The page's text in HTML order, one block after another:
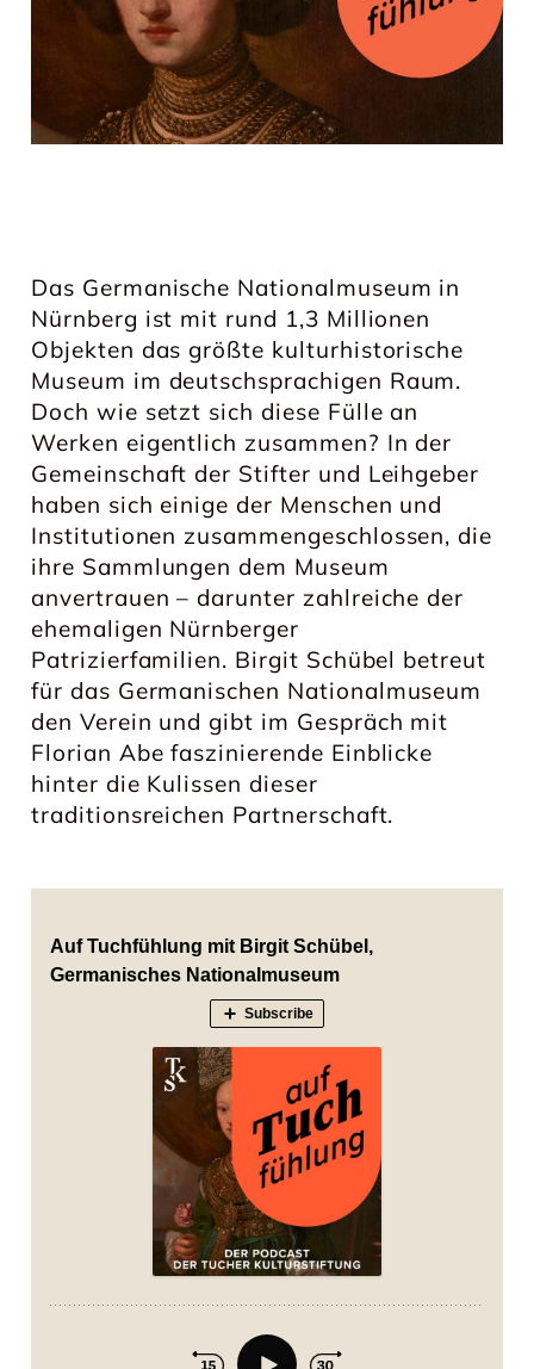
Das Germanische Nationalmuseum in
Nürnberg ist mit rund 1,3 Millionen
Objekten das größte kulturhistorische
Museum im deutschsprachigen Raum.
Doch wie setzt sich diese Fülle an
Werken eigentlich zusammen? In der
Gemeinschaft der Stifter und Leihgeber
haben sich einige der Menschen und
Institutionen zusammengeschlossen, die
ihre Sammlungen dem Museum
anvertrauen – darunter zahlreiche der
ehemaligen Nürnberger
Patrizierfamilien. Birgit Schübel betreut
für das Germanischen Nationalmuseum
den Verein und gibt im Gespräch mit
Florian Abe faszinierende Einblicke
hinter die Kulissen dieser
traditionsreichen Partnerschaft.